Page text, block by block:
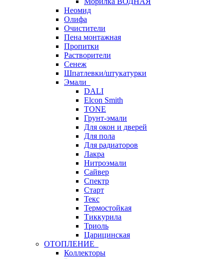
Неомид
Олифа
Очистители
Пена монтажная
Пропитки
Растворители
Сенеж
Шпатлевки/штукатурки
Эмали
DALI
Elcon Smith
TONE
Грунт-эмали
Для окон и дверей
Для пола
Для радиаторов
Лакра
Нитроэмали
Сайвер
Спектр
Старт
Текс
Термостойкая
Тиккурила
Триоль
Царицинская
ОТОПЛЕНИЕ
Коллекторы